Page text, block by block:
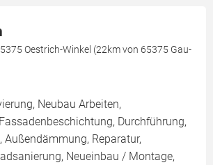
Oestrich-Winkel (22km von 65375 Gau-
Neubau Arbeiten,
Durchführung,
Außendämmung, Reparatur,
Neueinbau / Montage,